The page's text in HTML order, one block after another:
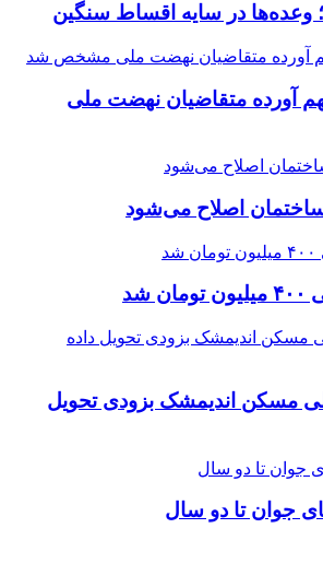
در سایه اقساط سنگین
آورده متقاضیان نهضت ملی
اصلاح می‌شود
ملی مسکن اندیمشک بزودی تحویل
جوان تا دو سال